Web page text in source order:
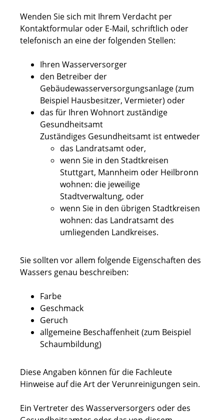
Wenden Sie sich mit Ihrem Verdacht per
Kontaktformular oder E-Mail, schriftlich oder
telefonisch an eine der folgenden Stellen:
Ihren Wasserversorger
den Betreiber der
Gebäudewasserversorgungsanlage (zum
Beispiel Hausbesitzer, Vermieter) oder
das für Ihren Wohnort zuständige
Gesundheitsamt
Zuständiges Gesundheitsamt ist entweder
das Landratsamt oder,
wenn Sie in den Stadtkreisen
Stuttgart, Mannheim oder Heilbronn
wohnen: die jeweilige
Stadtverwaltung, oder
wenn Sie in den übrigen Stadtkreisen
wohnen: das Landratsamt des
umliegenden Landkreises.
Sie sollten vor allem folgende Eigenschaften des
Wassers genau beschreiben:
Farbe
Geschmack
Geruch
allgemeine Beschaffenheit(zum Beispiel
Schaumbildung)
Diese Angaben können für die Fachleute
Hinweise auf die Art der Verunreinigungen sein.
Ein Vertreter des Wasserversorgers oder des